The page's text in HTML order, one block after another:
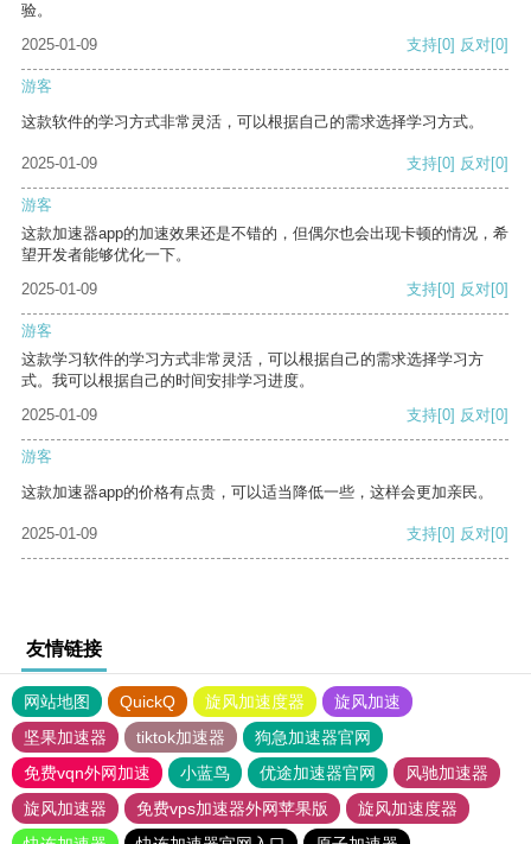
验。
2025-01-09
支持[0] 反对[0]
游客
这款软件的学习方式非常灵活，可以根据自己的需求选择学习方式。
2025-01-09 支持[0] 反对[0]
游客
这款加速器app的加速效果还是不错的，但偶尔也会出现卡顿的情况，希
望开发者能够优化一下。
2025-01-09
支持[0] 反对[0]
游客
这款学习软件的学习方式非常灵活，可以根据自己的需求选择学习方
式。我可以根据自己的时间安排学习进度。
2025-01-09
支持[0] 反对[0]
游客
这款加速器app的价格有点贵，可以适当降低一些，这样会更加亲民。
2025-01-09 支持[0] 反对[0]
友情链接
网站地图 QuickQ 旋风加速度器
旋风加速
坚果加速器
tiktok加速器
狗急加速器官网
免费vqn外网加速
小蓝鸟 优途加速器官网
风驰加速器
旋风加速器
免费vps加速器外网苹果版
旋风加速度器